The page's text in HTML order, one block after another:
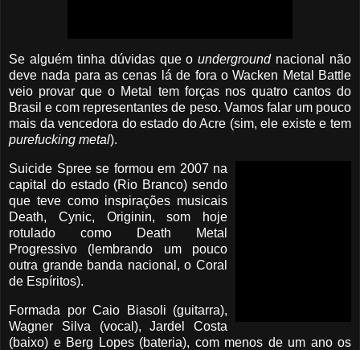
Se alguém tinha dúvidas que oundergroundnacional não
deve nada para as cenas lá de fora o Wacken Metal Battle
veio provar que o Metal tem forças nos quatro cantos do
Brasil e com representantes de peso. Vamos falar um pouco
mais da vencedora do estado do Acre (sim, ele existe e tem
purefucking metal).
Suicide Spree se formou em 2007 na
capital do estado (Rio Branco) sendo
que teve como inspirações musicais
Death, Cynic, Originin, som hoje
rotulado como Death Metal
Progressivo (lembrando um pouco
outra grande banda nacional, o Coral
de Espíritos).
Formada por Caio Biasoli (guitarra),
Wagner Silva (vocal), Jardel Costa
(baixo) e Berg Lopes (bateria), com menos de um ano os